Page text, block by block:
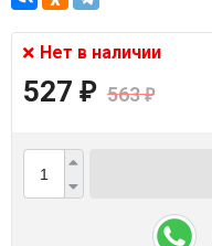
Нет в наличии
527 ₽ 563₽